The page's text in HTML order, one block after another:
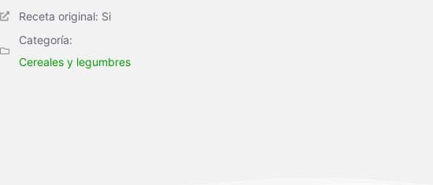
Receta original: Si
Categoría:
Cereales y legumbres